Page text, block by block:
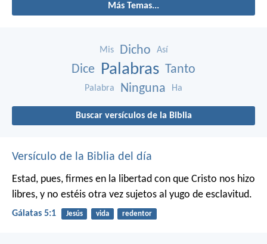
Más Temas...
Mis Dicho Así
Dice Palabras Tanto
Palabra Ninguna Ha
Buscar versículos de la Biblia
Versículo de la Biblia del día
Estad, pues, firmes en la libertad con que Cristo nos hizo
libres, y no estéis otra vez sujetos al yugo de esclavitud.
Gálatas 5:1 Jesús vida redentor